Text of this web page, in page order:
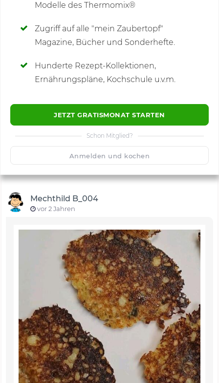
Modelle des Thermomix®
Zugriff auf alle "mein Zaubertopf"
Magazine, Bücher und Sonderhefte.
Hunderte Rezept-Kollektionen,
Ernährungspläne, Kochschule u.v.m.
JETZT GRATISMONAT STARTEN
Schon Mitglied?
Anmelden und kochen
Kommentare(3)
🙂 Speichern
Mechthild B_004
vor 2 Jahren